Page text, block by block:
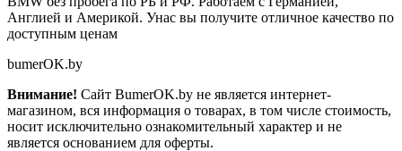
Англией и Америкой. Унас вы получите отличное качество по
доступным ценам
bumerOK.by
Внимание! Сайт BumerOK.by не является интернет-
магазином, вся информация о товарах, в том числе стоимость,
носит исключительно ознакомительный характер и не
является основанием для оферты.